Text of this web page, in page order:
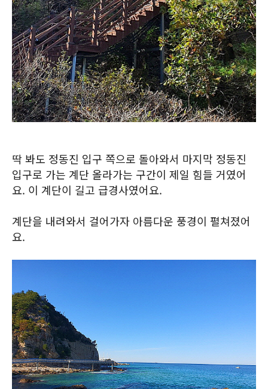
딱 봐도 정동진 입구 쪽으로 돌아와서 마지막 정동진
입구로 가는 계단 올라가는 구간이 제일 힘들 거였어
요. 이 계단이 길고 급경사였어요.
계단을 내려와서 걸어가자 아름다운 풍경이 펼쳐졌어
요.